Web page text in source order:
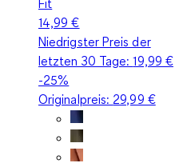
14,99 €
Niedrigster Preis der
letzten 30 Tage:19,99 €
-25%
Originalpreis: 29,99 €